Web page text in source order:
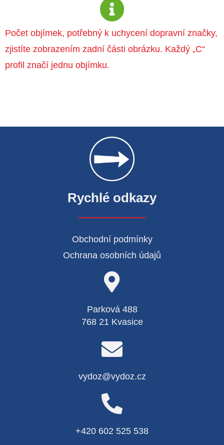
Počet objímek, potřebný k uchycení dopravní značky,
zjistíte zobrazením zadní části obrázku. Každý „C“
profil značí jednu objímku.
Rychlé odkazy
Obchodní podmínky
Ochrana osobních údajů
Parková 488
768 21 Kvasice
vydoz@vydoz.cz
+420 602 525 538